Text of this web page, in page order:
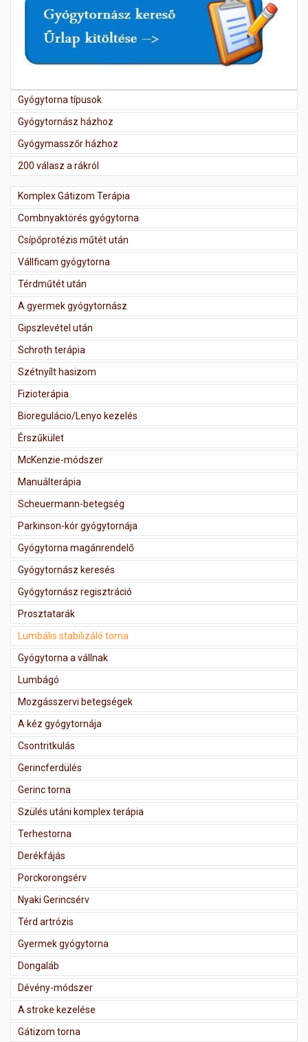
Gyógytorna típusok
Gyógytornász házhoz
Gyógymasszőr házhoz
200 válasz a rákról
Komplex Gátizom Terápia
Combnyaktörés gyógytorna
Csípőprotézis műtét után
Vállficam gyógytorna
Térdműtét után
A gyermek gyógytornász
Gipszlevétel után
Schroth terápia
Szétnyílt hasizom
Fizioterápia
Bioregulácio/Lenyo kezelés
Érszűkület
McKenzie-módszer
Manuálterápia
Scheuermann-betegség
Parkinson-kór gyógytornája
Gyógytorna magánrendelő
Gyógytornász keresés
Gyógytornász regisztráció
Prosztatarák
Lumbális stabilizáló torna
Gyógytorna a vállnak
Lumbágó
Mozgásszervi betegségek
A kéz gyógytornája
Csontritkulás
Gerincferdülés
Gerinc torna
Szülés utáni komplex terápia
Terhestorna
Derékfájás
Porckorongsérv
Nyaki Gerincsérv
Térd artrózis
Gyermek gyógytorna
Dongaláb
Dévény-módszer
A stroke kezelése
Gátizom torna